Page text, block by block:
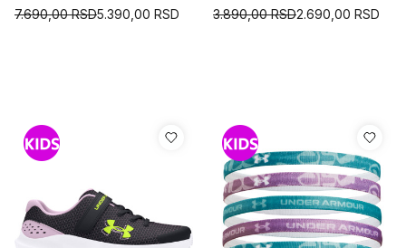
5.390,00 RSD
7.690,00RSD 2.690,00 RSD
3.890,00RSD